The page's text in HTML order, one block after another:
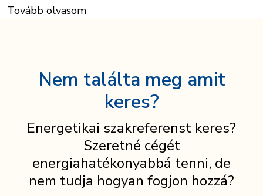
Tovább olvasom
Nem találta meg amit
keres?
Energetikai szakreferenst keres?
Szeretné cégét
energiahatékonyabbá tenni, de
nem tudja hogyan fogjon hozzá?